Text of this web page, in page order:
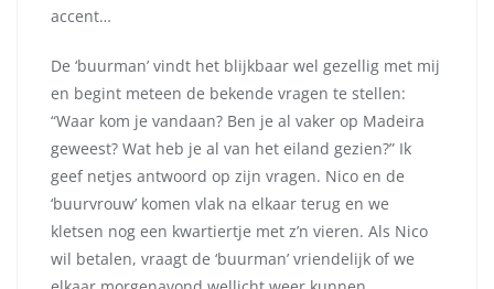
accent…
De ‘buurman’ vindt het blijkbaar wel gezellig met mij
en begint meteen de bekende vragen te stellen:
“Waar kom je vandaan? Ben je al vaker op Madeira
geweest? Wat heb je al van het eiland gezien?” Ik
geef netjes antwoord op zijn vragen. Nico en de
‘buurvrouw’ komen vlak na elkaar terug en we
kletsen nog een kwartiertje met z’n vieren. Als Nico
wil betalen, vraagt de ‘buurman’ vriendelijk of we